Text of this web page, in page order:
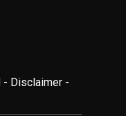
- Disclaimer -